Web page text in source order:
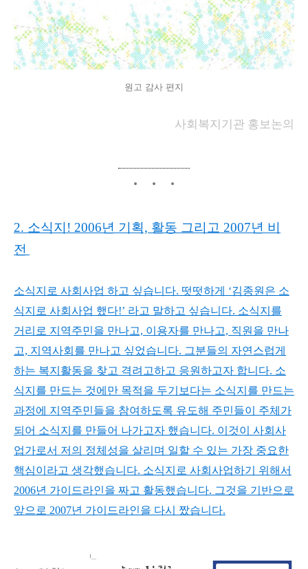
원고 감사 편지
사회복지기관 홍보논의
2. 소식지! 2006년 기획, 활동 그리고 2007년 비
전
소식지로 사회사업 하고 싶습니다. 떳떳하게 ‘김종원은 소
식지로 사회사업 했다!’ 라고 말하고 싶습니다. 소식지를
거리로 지역주민을 만나고, 이용자를 만나고, 직원을 만나
고, 지역사회를 만나고 싶었습니다. 그분들의 자연스럽게
하는 복지활동을 찾고 격려고하고 응원하고자 합니다. 소
식지를 만드는 것에만 목적을 두기보다는 소식지를 만드는
과정에 지역주민들을 참여하도록 유도해 주민들이 주체가
되어 소식지를 만들어 나가고자 했습니다. 이것이 사회사
업가로서 저의 정체성을 살리며 일할 수 있는 가장 중요한
핵심이라고 생각했습니다. 소식지로 사회사업하기 위해서
2006년 가이드라인을 짜고 활동했습니다. 그것을 기반으로
앞으로 2007년 가이드라인을 다시 짰습니다.